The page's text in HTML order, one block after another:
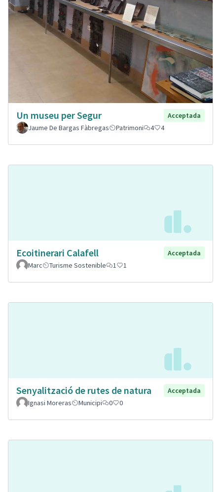
Un museu per Segur
Acceptada
Jaume De Bargas Fàbregas
Patrimoni 4 4
Ecoitinerari Calafell
Acceptada
Marc
Turisme Sostenible 1 1
Senyalització de rutes de natura
Acceptada
Ignasi Moreras
Municipi 0 0